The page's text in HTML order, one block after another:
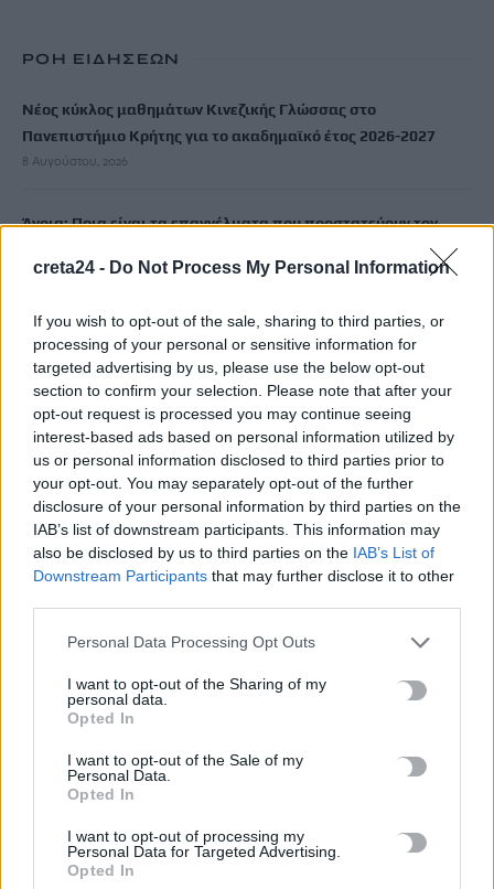
creta24 - Do Not Process My Personal Information
If you wish to opt-out of the sale, sharing to third parties, or
processing of your personal or sensitive information for
targeted advertising by us, please use the below opt-out
section to confirm your selection. Please note that after your
opt-out request is processed you may continue seeing
interest-based ads based on personal information utilized by
us or personal information disclosed to third parties prior to
your opt-out. You may separately opt-out of the further
disclosure of your personal information by third parties on the
IAB’s list of downstream participants. This information may
also be disclosed by us to third parties on the IAB’s List of
Downstream Participants that may further disclose it to other
Personal Data Processing Opt Outs
I want to opt-out of the Sharing of my
personal data.
Opted In
I want to opt-out of the Sale of my
Personal Data.
Opted In
I want to opt-out of processing my
Personal Data for Targeted Advertising.
Opted In
ΡΟΗ ΕΙΔΗΣΕΩΝ
Νέος κύκλος μαθημάτων Κινεζικής Γλώσσας στο
Πανεπιστήμιο Κρήτης για το ακαδημαϊκό έτος 2026-2027
8 Αυγούστου, 2026
Άνοια: Ποια είναι τα επαγγέλματα που προστατεύουν τον
8 Αυγούστου, 2026
Επίδομα €391 από τον ΟΠΕΚΑ, χωρίς εισοδηματικά κριτήρια:
Η προϋπόθεση
8 Αυγούστου, 2026
Θεατρική αφήγηση «Έρευσεν ύδωρ» στο Δημοτικό Σχολείο
Κεφαλά
8 Αυγούστου, 2026
18χρονος έσπασε παγκόσμιο ρεκόρ ως ο νεότερος άνδρας
καθηγητής -Διδάσκει συνομηλίκους του
Πότε θα πληρωθούν οι συντάξεις Σεπτεμβρίου
8 Αυγούστου, 2026
Τα κύματα καύσωνα στην Ιταλία, τη Γαλλία και την Ισπανία
θα αλλάξουν τη γεύση των ευρωπαϊκών κρασιών
Λεύκανση δοντιών: Συμβουλές ειδικών για ένα πιο λαμπερό